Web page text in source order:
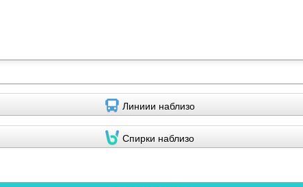
Линиии наблизо
Спирки наблизо